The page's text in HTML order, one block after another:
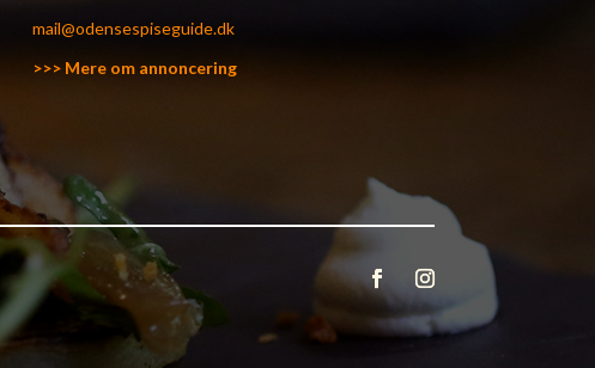
mail@odensespiseguide.dk
>>> Mere om annoncering